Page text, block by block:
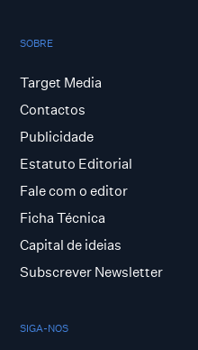
SOBRE
Target Media
Contactos
Publicidade
Estatuto Editorial
Fale com o editor
Ficha Técnica
Capital de ideias
Subscrever Newsletter
SIGA-NOS